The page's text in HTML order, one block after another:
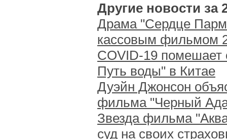
Другие новости за
Драма "Сердце
кассовым фильмом
COVID-19
Путь воды" в Китае
Дуэйн Джонсон
фильма "Черный
Звезда фильма
суд на своих